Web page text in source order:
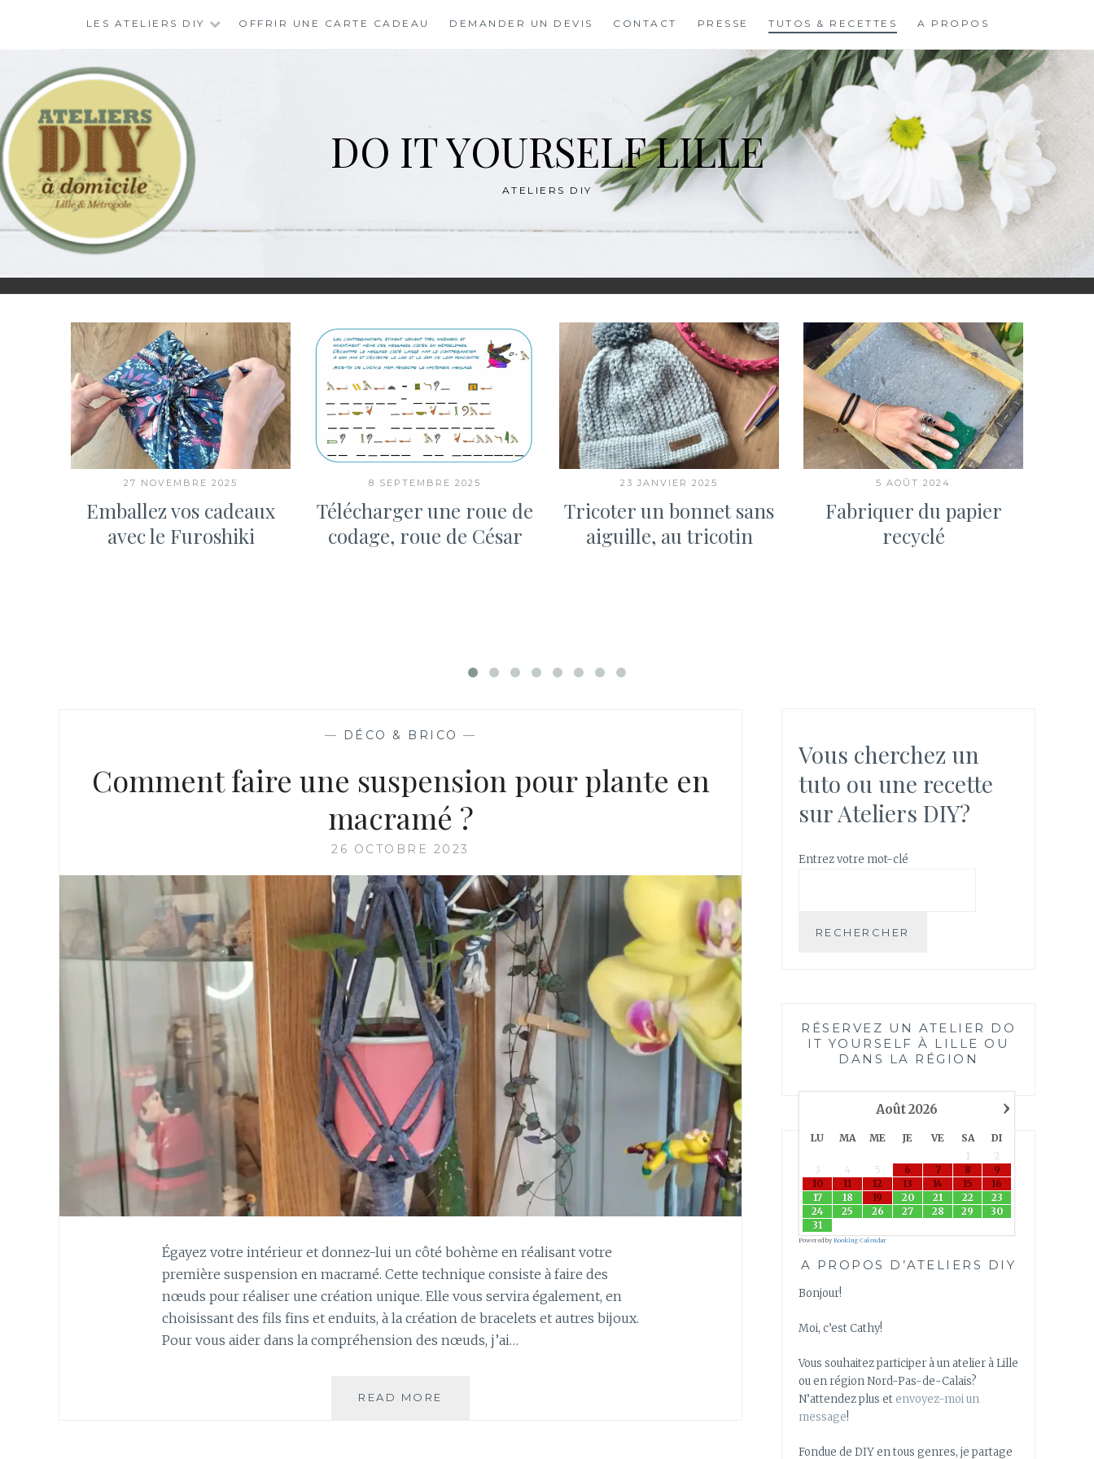
LES ATELIERS DIY OFFRIR UNE CARTE CADEAU DEMANDER UN DEVIS CONTACT PRESSE TUTOS & RECETTES A PROPOS
DO IT YOURSELF LILLE
ATELIERS DIY
27 NOVEMBRE 2025
Emballez vos cadeaux
avec le Furoshiki
8 SEPTEMBRE 2025
Télécharger une roue de
codage, roue de César
23 JANVIER 2025
Tricoter un bonnet sans
aiguille, au tricotin
5 AOÛT 2024
Fabriquer du papier
recyclé
— DÉCO & BRICO —
Comment faire une suspension pour plante en
macramé ?
26 OCTOBRE 2023
Égayez votre intérieur et donnez-lui un côté bohème en réalisant votre
première suspension en macramé. Cette technique consiste à faire des
nœuds pour réaliser une création unique. Elle vous servira également, en
choisissant des fils fins et enduits, à la création de bracelets et autres bijoux.
Pour vous aider dans la compréhension des nœuds, j’ai…
READ MORE
Vous cherchez un
tuto ou une recette
sur Ateliers DIY?
Entrez votre mot-clé
RECHERCHER
RÉSERVEZ UN ATELIER DO
IT YOURSELF À LILLE OU
DANS LA RÉGION
›
Août2026
LU MA ME JE VE SA
DI
1
2
3
4 5 6 7 8
9
10
11 12 13 14 15
16
17
18 19 20 21 22
23
24
25 26 27 28 29
30
31
Powered by Booking Calendar
A PROPOS D’ATELIERS DIY
Bonjour!
Moi, c’est Cathy!
Vous souhaitez participer à un atelier à Lille
ou en région Nord-Pas-de-Calais?
N’attendez plus et envoyez-moi un
message!
Fondue de DIY en tous genres, je partage